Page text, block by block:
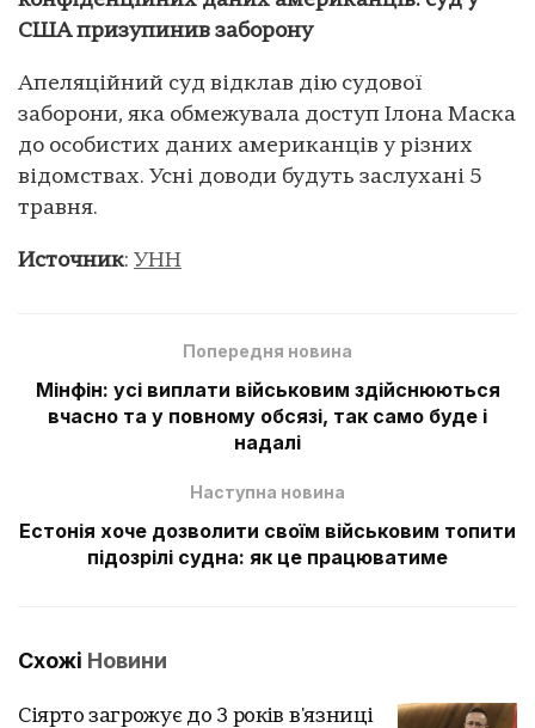
США призупинив заборону
Апеляційний суд відклав дію судової
заборони, яка обмежувала доступ Ілона Маска
до особистих даних американців у різних
відомствах. Усні доводи будуть заслухані 5
травня.
Источник: УНН
Попередня новина
Мінфін: усі виплати військовим здійснюються
вчасно та у повному обсязі, так само буде і
надалі
Наступна новина
Естонія хоче дозволити своїм військовим топити
підозрілі судна: як це працюватиме
Схожі Новини
Сіярто загрожує до 3 років в'язниці